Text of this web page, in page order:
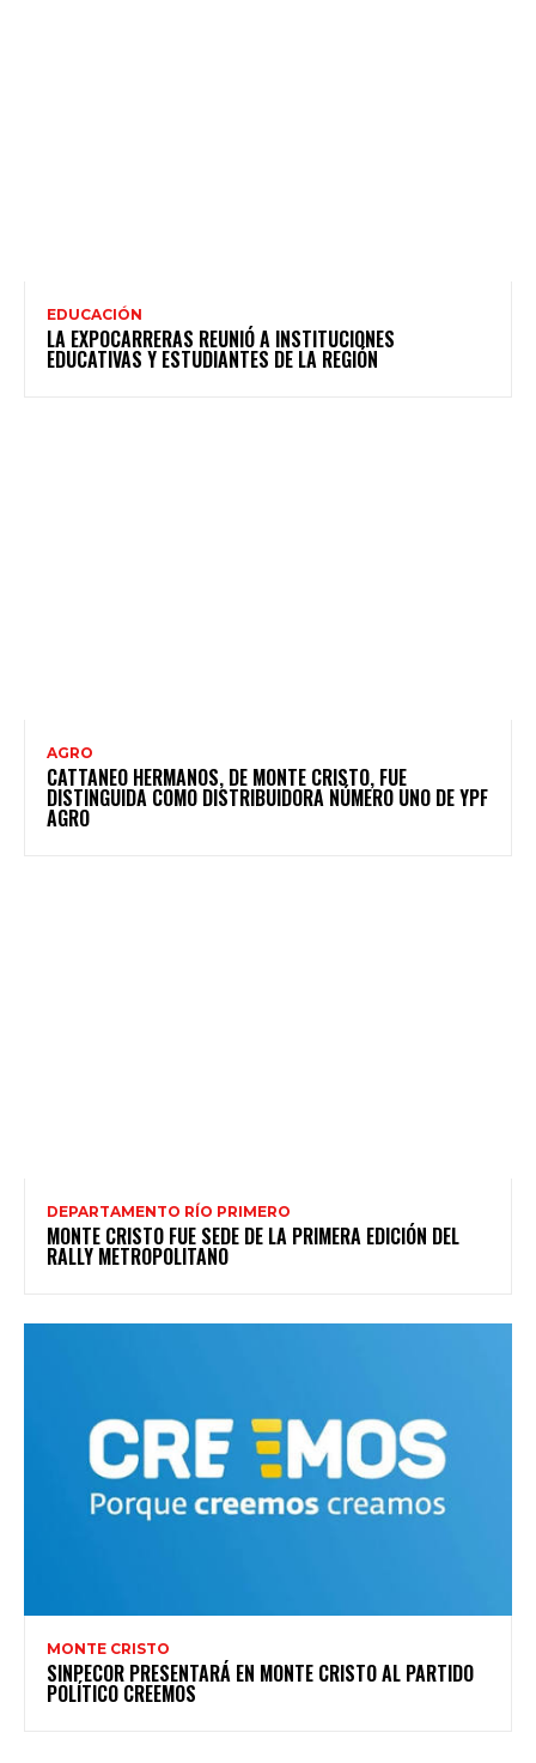
EDUCACIÓN
LA EXPOCARRERAS REUNIÓ A INSTITUCIONES
EDUCATIVAS Y ESTUDIANTES DE LA REGIÓN
AGRO
CATTANEO HERMANOS, DE MONTE CRISTO, FUE
DISTINGUIDA COMO DISTRIBUIDORA NÚMERO UNO DE YPF
AGRO
DEPARTAMENTO RÍO PRIMERO
MONTE CRISTO FUE SEDE DE LA PRIMERA EDICIÓN DEL
RALLY METROPOLITANO
MONTE CRISTO
SINPECOR PRESENTARÁ EN MONTE CRISTO AL PARTIDO
POLÍTICO CREEMOS